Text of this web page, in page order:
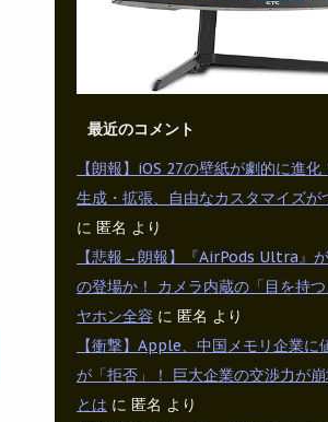
最近のコメント
【朗報】iOS 27の壁紙が劇的に進
生成・拡張、自由なカスタマイズが
に 匿名 より
【悲報→朗報】『AirPods Ultra』
の登場か！ カメラ内蔵の「目を持
ヤホン全容 に 匿名 より
【衝撃】Apple、中国メモリ企業に
が「拒否」！ 巨大企業の交渉力が
とは に 匿名 より